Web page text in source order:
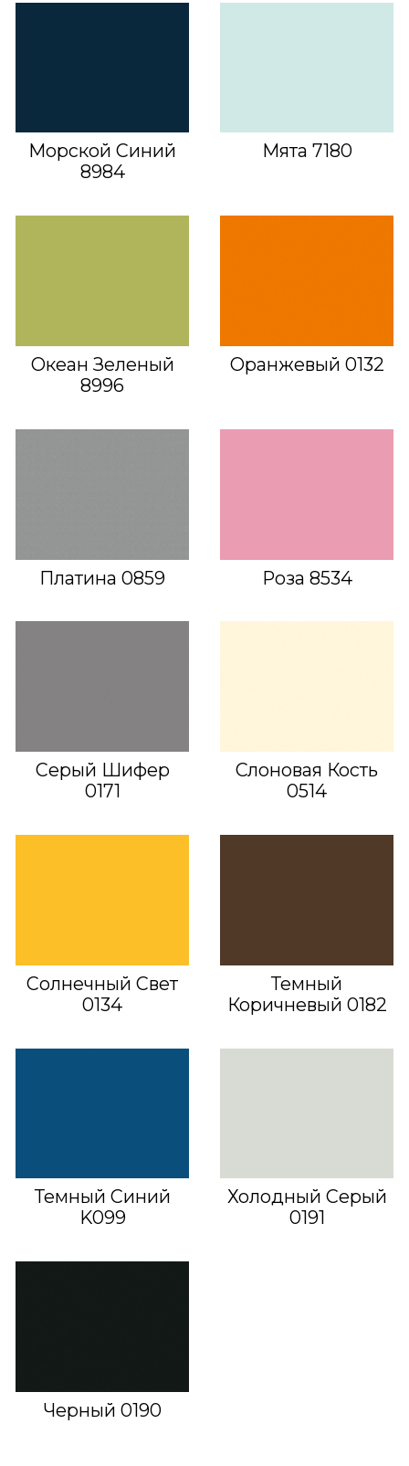
Морской Синий
8984
Мята 7180
Океан Зеленый
8996
Оранжевый 0132
Платина 0859 Роза 8534
Серый Шифер
0171
Слоновая Кость
0514
Солнечный Свет
0134
Темный
Коричневый 0182
Темный Синий
K099
Холодный Серый
0191
Черный 0190